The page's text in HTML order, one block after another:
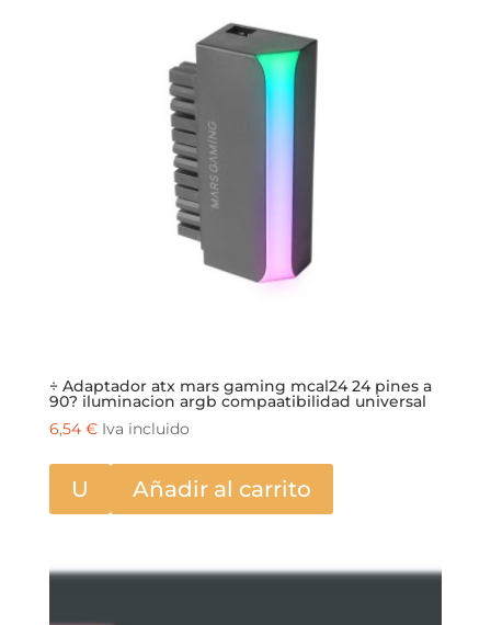
÷ Adaptador atx mars gaming mcal24 24 pines a
90? iluminacion argb compaatibilidad universal
6,54 € Iva incluido
U Añadir al carrito